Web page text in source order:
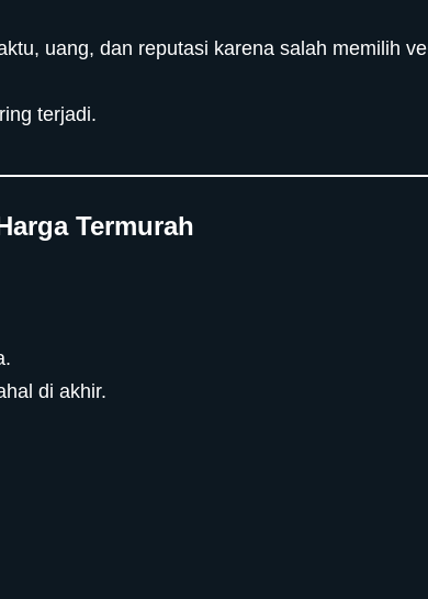
uang, dan reputasi karena salah memilih
terjadi.
Termurah
di akhir.